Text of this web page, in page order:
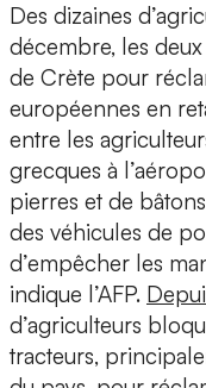
Des dizaines
décembre, les
de Crète pour
européennes en
entre les
grecques à
pierres et de
des véhicules de
d’empêcher les
indique l’AFP.
d’agriculteurs
tracteurs,